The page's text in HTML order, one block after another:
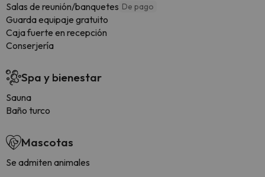
Salas de reunión/banquetes De pago
Guarda equipaje gratuito
Caja fuerte en recepción
Conserjería
Spa y bienestar
Sauna
Baño turco
Mascotas
Se admiten animales